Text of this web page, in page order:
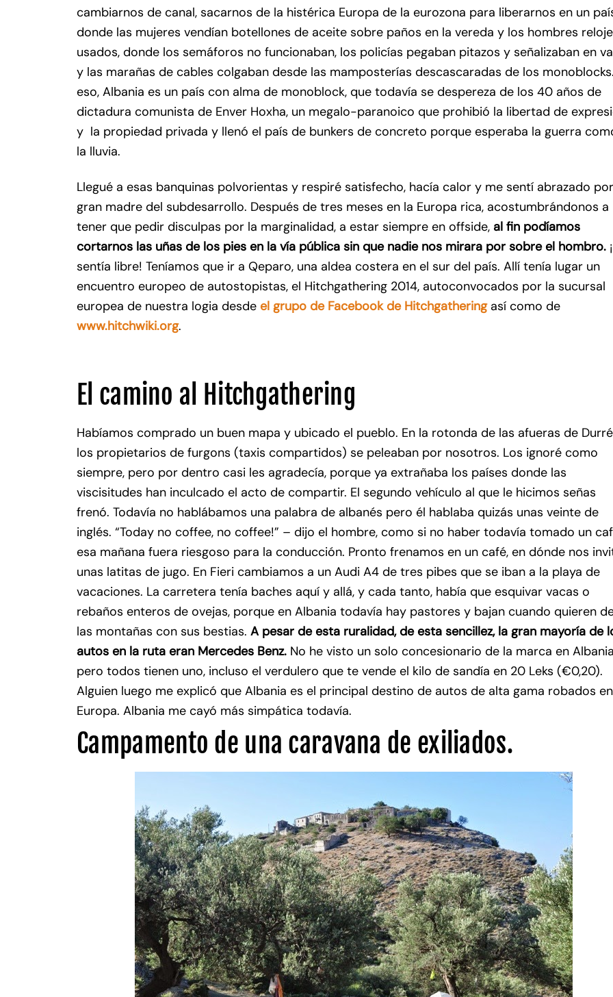
cambiarnos de canal, sacarnos de la histérica Europa de la eurozona para liberarnos en un
donde las mujeres vendían botellones de aceite sobre paños en la vereda y los hombres
usados, donde los semáforos no funcionaban, los policías pegaban pitazos y señalizaban en
y las marañas de cables colgaban desde las mamposterías descascaradas de los
eso, Albania es un país con alma de monoblock, que todavía se despereza de los 40 años de
dictadura comunista de Enver Hoxha, un megalo-paranoico que prohibió la libertad de
y la propiedad privada y llenó el país de bunkers de concreto porque esperaba la guerra
la lluvia.
Llegué a esas banquinas polvorientas y respiré satisfecho, hacía calor y me sentí abrazado
gran madre del subdesarrollo. Después de tres meses en la Europa rica, acostumbrándonos a
tener que pedir disculpas por la marginalidad, a estar siempre en offside, al fin podíamos
cortarnos las uñas de los pies en la vía pública sin que nadie nos mirara por sobre el hombro.
sentía libre! Teníamos que ir a Qeparo, una aldea costera en el sur del país. Allí tenía lugar un
encuentro europeo de autostopistas, el Hitchgathering 2014, autoconvocados por la sucursal
europea de nuestra logia desde el grupo de Facebook de Hitchgatheringasí como de
www.hitchwiki.org.
El camino al Hitchgathering
Habíamos comprado un buen mapa y ubicado el pueblo. En la rotonda de las afueras de
los propietarios de furgons (taxis compartidos) se peleaban por nosotros. Los ignoré como
siempre, pero por dentro casi les agradecía, porque ya extrañaba los países donde las
viscisitudes han inculcado el acto de compartir. El segundo vehículo al que le hicimos señas
frenó. Todavía no hablábamos una palabra de albanés pero él hablaba quizás unas veinte de
inglés. “Today no coffee, no coffee!” – dijo el hombre, como si no haber todavía tomado un
esa mañana fuera riesgoso para la conducción. Pronto frenamos en un café, en dónde nos
unas latitas de jugo. En Fieri cambiamos a un Audi A4 de tres pibes que se iban a la playa de
vacaciones. La carretera tenía baches aquí y allá, y cada tanto, había que esquivar vacas o
rebaños enteros de ovejas, porque en Albania todavía hay pastores y bajan cuando quieren
las montañas con sus bestias. A pesar de esta ruralidad, de esta sencillez, la gran mayoría de
autos en la ruta eran Mercedes Benz. No he visto un solo concesionario de la marca en
pero todos tienen uno, incluso el verdulero que te vende el kilo de sandía en 20 Leks (€0,20).
Alguien luego me explicó que Albania es el principal destino de autos de alta gama robados en
Europa. Albania me cayó más simpática todavía.
Campamento de una caravana de exiliados.